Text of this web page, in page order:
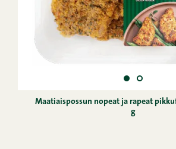
Maatiaispossun nopeat ja rapeat
g